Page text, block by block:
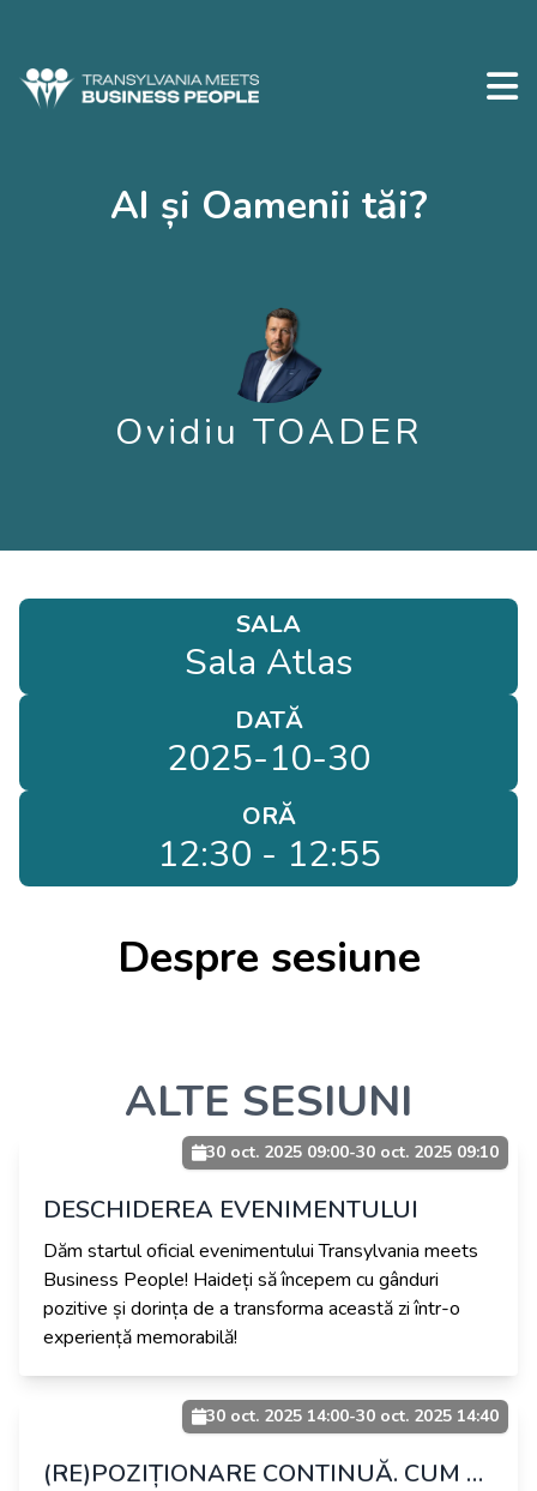
AI și Oamenii tăi?
Ovidiu TOADER
SALA
Sala Atlas
DATĂ
2025-10-30
ORĂ
12:30 - 12:55
Despre sesiune
ALTE SESIUNI
30 oct. 2025 09:00-30 oct. 2025 09:10
DESCHIDEREA EVENIMENTULUI
Dăm startul oficial evenimentului Transylvania meets
Business People! Haideți să începem cu gânduri
pozitive și dorința de a transforma această zi într-o
experiență memorabilă!
30 oct. 2025 14:00-30 oct. 2025 14:40
(RE)POZIȚIONARE CONTINUĂ. CUM CÂȘTIGI ÎN PIAȚA CARE NU STĂ PE LOC. FACILITATOR: IRINA VINCZE